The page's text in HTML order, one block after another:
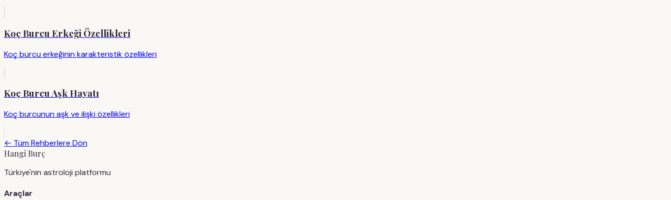
Koç Burcu Erkeği Özellikleri
Koç burcu erkeğinin karakteristik özellikleri
Koç Burcu Aşk Hayatı
Koç burcunun aşk ve ilişki özellikleri
← Tüm Rehberlere Dön
Hangi Burç
Türkiye'nin astroloji platformu
Araçlar